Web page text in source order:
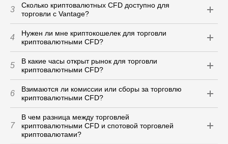
3
Сколько криптовалютных CFD доступно для
торговли с Vantage?
4
Нужен ли мне криптокошелек для торговли
криптовалютными CFD?
5
В какие часы открыт рынок для торговли
криптовалютными CFD?
6
Взимаются ли комиссии или сборы за торговлю
криптовалютными CFD?
7
В чем разница между торговлей
криптовалютными CFD и спотовой торговлей
криптовалютами?